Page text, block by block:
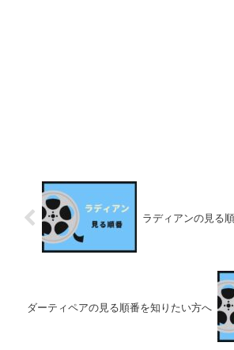
ラディアンの見る
ダーティペアの見る順番を知りたい方へ